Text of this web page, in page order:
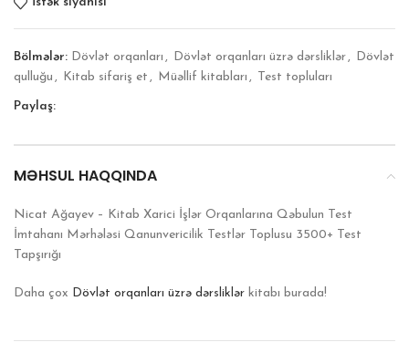
Bölmələr: Dövlət orqanları , Dövlət orqanları üzrə dərsliklər ,
Dövlət
qulluğu , Kitab sifariş et , Müəllif kitabları , Test topluları
Paylaş:
MƏHSUL HAQQINDA
Nicat Ağayev – Kitab Xarici İşlər Orqanlarına Qəbulun Test
İmtahanı Mərhələsi Qanunvericilik Testlər Toplusu 3500+ Test
Tapşırığı
Daha çox Dövlət orqanları üzrə dərsliklər kitabı burada!